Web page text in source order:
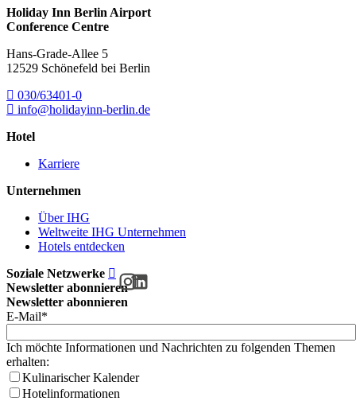
Holiday Inn Berlin Airport
Conference Centre
Hans-Grade-Allee 5
12529 Schönefeld bei Berlin
030/63401-0
info@holidayinn-berlin.de
Hotel
Karriere
Unternehmen
Über IHG
Weltweite IHG Unternehmen
Hotels entdecken
Soziale Netzwerke
Newsletter abonnieren
Newsletter abonnieren
E-Mail*
Ich möchte Informationen und Nachrichten zu folgenden Themen
erhalten:
Kulinarischer Kalender
Hotelinformationen